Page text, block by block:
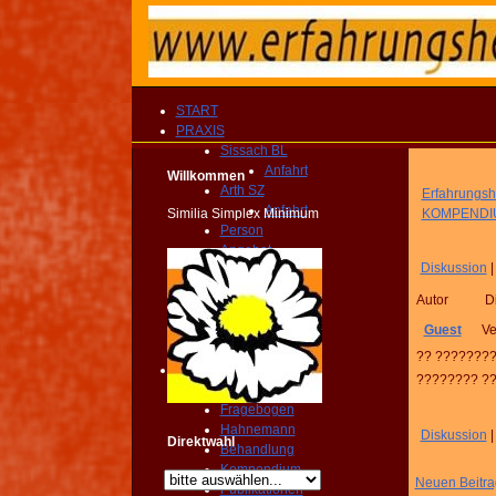
START
PRAXIS
Sissach BL
Anfahrt
Arth SZ
Anfahrt
Person
Angebot
Therapien
Vergütung
Fragebogen
KONTAKT
TERMIN
Homöopathie
PRAXIS
Fragebogen
Hahnemann
Behandlung
Kompendium
Publikationen
Willkommen
Similia Simplex Minimum
Direktwahl
Diskussion
Autor
Guest
?? ????????
????????
Diskussion
Neuen